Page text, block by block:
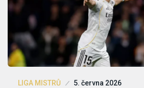
LIGA MISTRŮ 5. června 2026